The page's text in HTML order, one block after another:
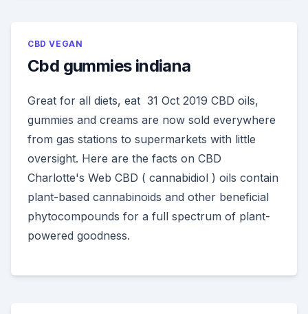
CBD VEGAN
Cbd gummies indiana
Great for all diets, eat 31 Oct 2019 CBD oils,
gummies and creams are now sold everywhere
from gas stations to supermarkets with little
oversight. Here are the facts on CBD
Charlotte's Web CBD ( cannabidiol ) oils contain
plant-based cannabinoids and other beneficial
phytocompounds for a full spectrum of plant-
powered goodness.